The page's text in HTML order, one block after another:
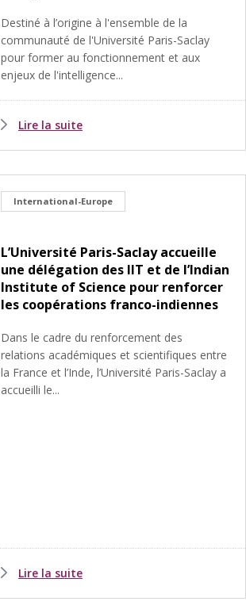
Destiné à l’origine à l'ensemble de la
communauté de l'Université Paris-Saclay
pour former au fonctionnement et aux
enjeux de l'intelligence...
Lire la suite
International-Europe
L’Université Paris-Saclay accueille
une délégation des IIT et de l’Indian
Institute of Science pour renforcer
les coopérations franco-indiennes
Dans le cadre du renforcement des
relations académiques et scientifiques entre
la France et l’Inde, l’Université Paris-Saclay a
accueilli le...
Lire la suite